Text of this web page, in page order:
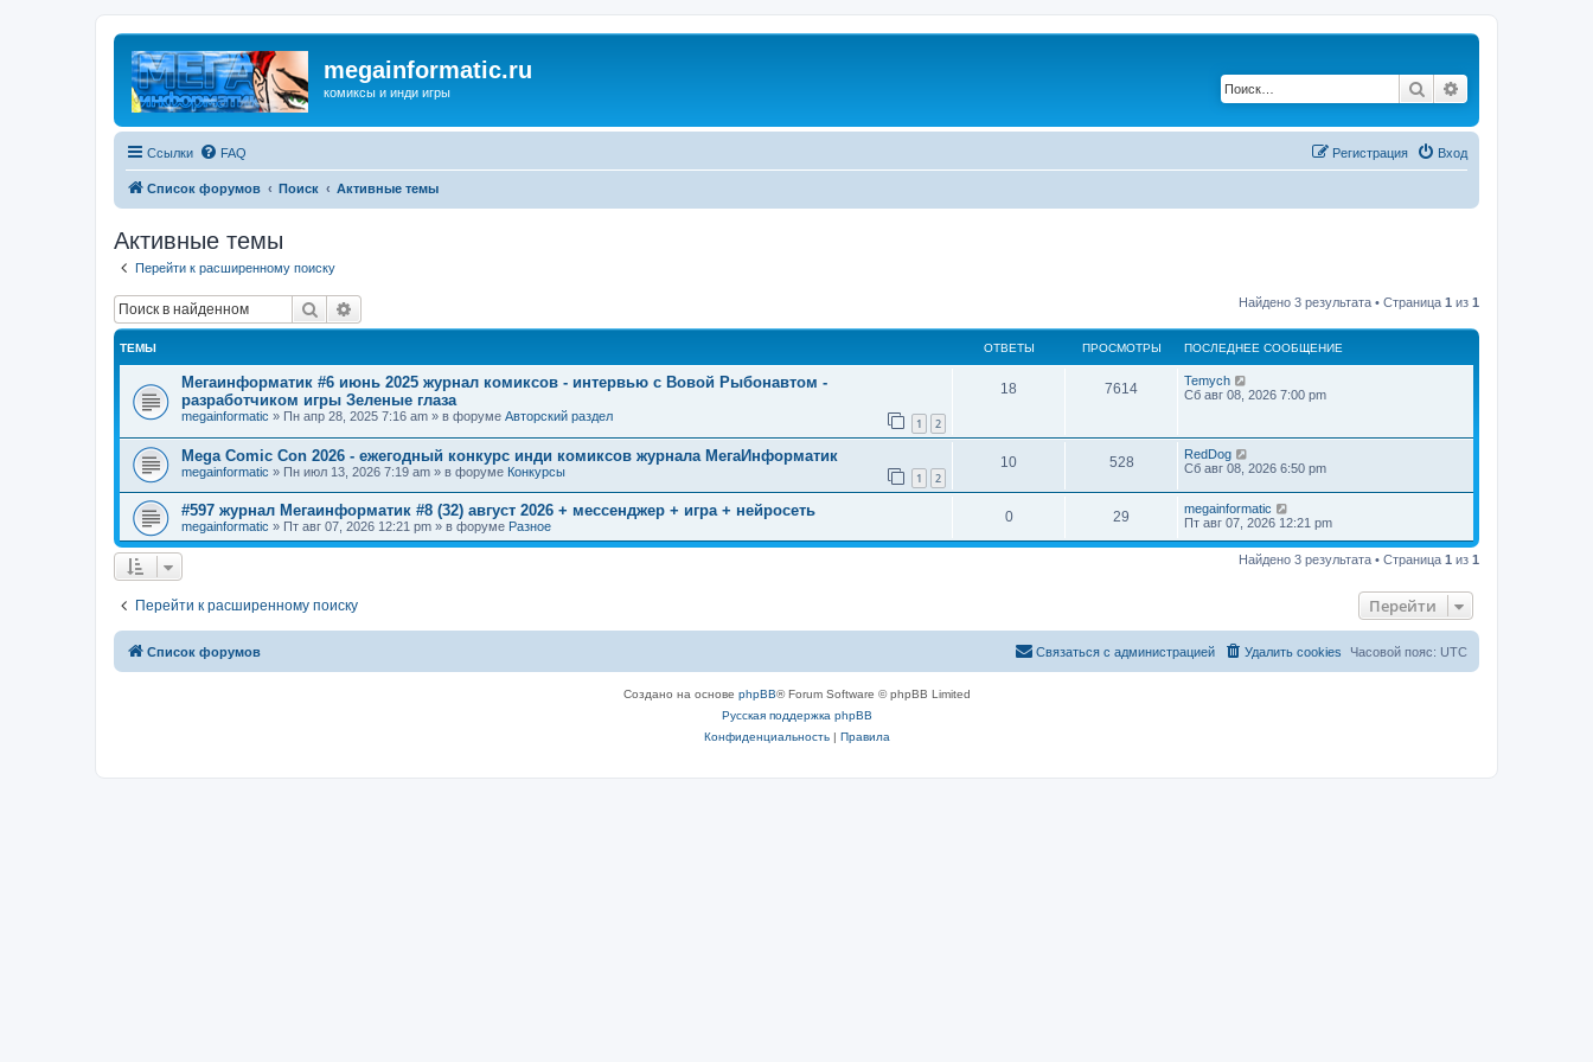
megainformatic.ru
комиксы и инди игры Поиск
Ссылки FAQ Вход
Регистрация
Список форумов Поиск Активные темы
Активные темы
Перейти к расширенному поиску
Поиск Найдено 3 результата • Страница 1 из 1
ТЕМЫ ОТВЕТЫ ПРОСМОТРЫ ПОСЛЕДНЕЕ СООБЩЕНИЕ
Мегаинформатик #6 июнь 2025 журнал комиксов - интервью с Вовой Рыбонавтом -
разработчиком игры Зеленые глаза
megainformatic » Пн апр 28, 2025 7:16 am » в форуме Авторский раздел 1 2
18 7614
Temych
Сб авг 08, 2026 7:00 pm
Mega Comic Con 2026 - ежегодный конкурс инди комиксов журнала МегаИнформатик
megainformatic » Пн июл 13, 2026 7:19 am » в форуме Конкурсы 1 2
10 528
RedDog
Сб авг 08, 2026 6:50 pm
#597 журнал Мегаинформатик #8 (32) август 2026 + мессенджер + игра + нейросеть
megainformatic » Пт авг 07, 2026 12:21 pm » в форуме Разное
0 29
megainformatic
Пт авг 07, 2026 12:21 pm
Найдено 3 результата • Страница 1 из 1
Перейти к расширенному поиску Перейти
Список форумов Часовой пояс: UTC
Удалить cookies
Связаться с администрацией
Создано на основе phpBB® Forum Software © phpBB Limited
Русская поддержка phpBB
Конфиденциальность| Правила